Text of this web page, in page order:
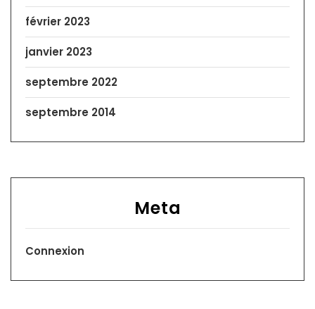
février 2023
janvier 2023
septembre 2022
septembre 2014
Meta
Connexion